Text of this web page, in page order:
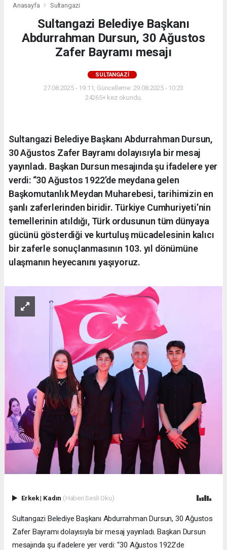
Anasayfa Sultangazi
Sultangazi Belediye Başkanı
Abdurrahman Dursun, 30 Ağustos
Zafer Bayramı mesajı
SULTANGAZI
27.08.2025 - 19:11, Güncelleme: 29.08.2025 - 10:23
24265+ kez okundu.
Sultangazi Belediye Başkanı Abdurrahman Dursun,
30 Ağustos Zafer Bayramı dolayısıyla bir mesaj
yayınladı. Başkan Dursun mesajında şu ifadelere yer
verdi: “30 Ağustos 1922’de meydana gelen
Başkomutanlık Meydan Muharebesi, tarihimizin en
şanlı zaferlerinden biridir. Türkiye Cumhuriyeti’nin
temellerinin atıldığı, Türk ordusunun tüm dünyaya
gücünü gösterdiği ve kurtuluş mücadelesinin kalıcı
bir zaferle sonuçlanmasının 103. yıl dönümüne
ulaşmanın heyecanını yaşıyoruz.
Erkek| Kadın (Haberi Sesli Oku)
Sultangazi Belediye Başkanı Abdurrahman Dursun, 30 Ağustos
Zafer Bayramı dolayısıyla bir mesaj yayınladı. Başkan Dursun
mesajında şu ifadelere yer verdi: “30 Ağustos 1922’de